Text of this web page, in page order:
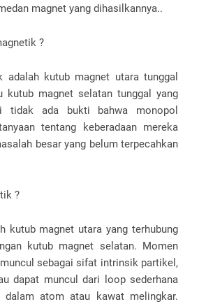
magnet yang dihasilkannya..
?
adalah kutub magnet utara tunggal
kutub magnet selatan tunggal yang
tidak ada bukti bahwa monopol
tentang keberadaan mereka
besar yang belum terpecahkan
?
kutub magnet utara yang terhubung
kutub magnet selatan. Momen
sebagai sifat intrinsik partikel,
dapat muncul dari loop sederhana
atom atau kawat melingkar.